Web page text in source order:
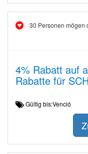
30 Personen mögen
4% Rabatt auf
Rabatte für
Gültig bis:Venció